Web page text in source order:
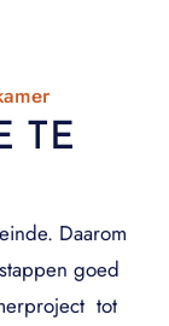
TE
Daarom
goed
tot